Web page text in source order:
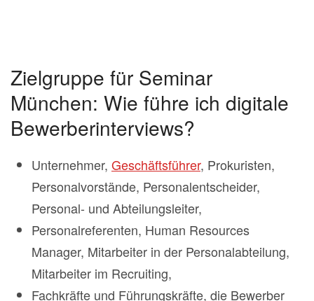
Zielgruppe für Seminar
München: Wie führe ich digitale
Bewerberinterviews?
Unternehmer, Geschäftsführer, Prokuristen,
Personalvorstände, Personalentscheider,
Personal- und Abteilungsleiter,
Personalreferenten, Human Resources
Manager, Mitarbeiter in der Personalabteilung,
Mitarbeiter im Recruiting,
Fachkräfte und Führungskräfte, die Bewerber